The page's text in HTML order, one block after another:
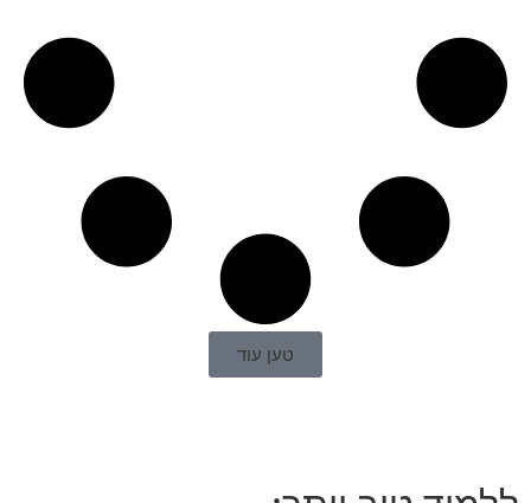
טען עוד